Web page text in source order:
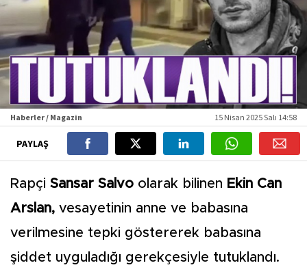
Haberler / Magazin 15 Nisan 2025 Salı 14:58
PAYLAŞ
Rapçi Sansar Salvo olarak bilinen Ekin Can
Arslan, vesayetinin anne ve babasına
verilmesine tepki göstererek babasına
şiddet uyguladığı gerekçesiyle tutuklandı.